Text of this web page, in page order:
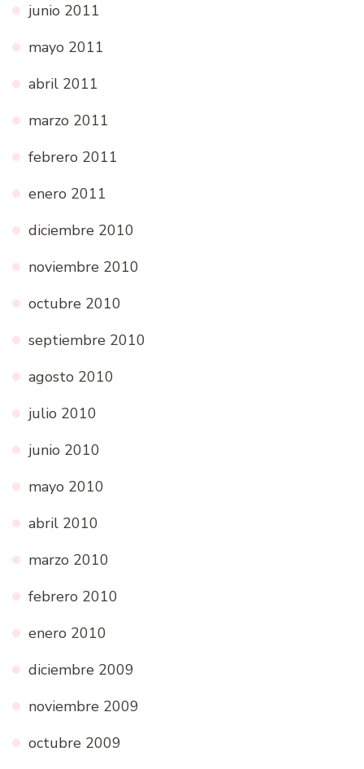
junio 2011
mayo 2011
abril 2011
marzo 2011
febrero 2011
enero 2011
diciembre 2010
noviembre 2010
octubre 2010
septiembre 2010
agosto 2010
julio 2010
junio 2010
mayo 2010
abril 2010
marzo 2010
febrero 2010
enero 2010
diciembre 2009
noviembre 2009
octubre 2009